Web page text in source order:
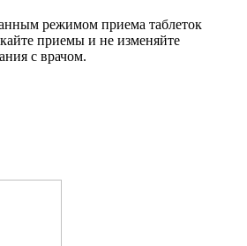
режимом приема таблеток
приемы и не изменяйте
с врачом.